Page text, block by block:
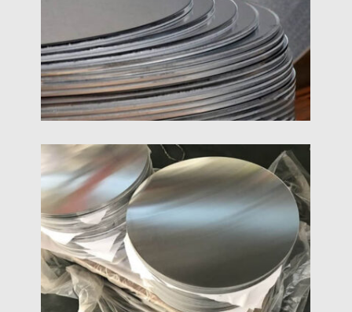
দ্বারা প্রাপ্ত হয়, এবং প্রায়ই উচ্চ মানের রান্নার পাত্রে ব্যবহৃত হয়,
উচ্চ শেষ আলংকারিক অংশ এবং ইলেকট্রনিক পণ্য.
6061 অ্যালুমিনিয়াম ডিস্ক চেনাশোনা
6061 অ্যালুমিনিয়াম ডিস্ক থেকে স্ট্যাম্প করা হয় 6061 অ্যালুমিনিয়াম
খাদ প্লেট/কয়েল. 6061 অ্যালুমিনিয়াম ডিস্কগুলি ছাড়া সবচেয়ে সাধারণ
অ্যালুমিনিয়াম ডিস্ক 1000 সিরিজ অ্যালুমিনিয়াম ডিস্ক.